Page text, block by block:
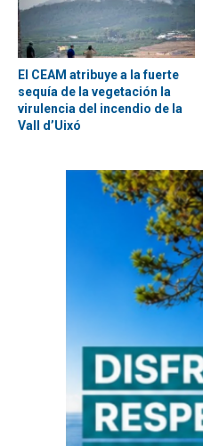
El CEAM atribuye a la fuerte
sequía de la vegetación la
virulencia del incendio de la
Vall d’Uixó